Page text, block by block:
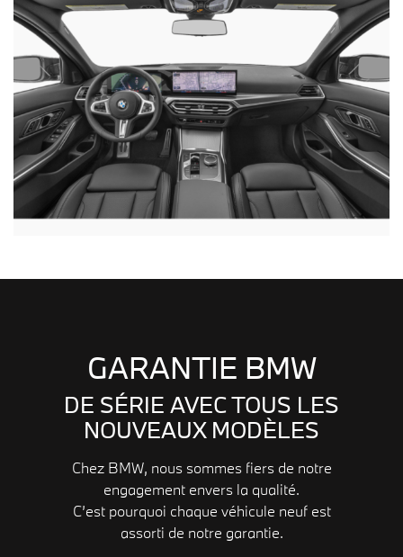
GARANTIE BMW
DE SÉRIE AVEC TOUS LES
NOUVEAUX MODÈLES
Chez BMW, nous sommes fiers de notre
engagement envers la qualité.
C’est pourquoi chaque véhicule neuf est
assorti de notre garantie.